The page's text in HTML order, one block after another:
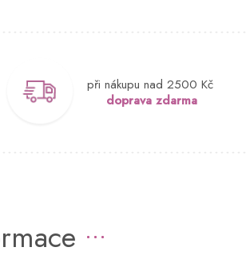
při nákupu nad 2500 Kč
doprava zdarma